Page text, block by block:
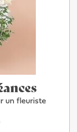
un fleuriste